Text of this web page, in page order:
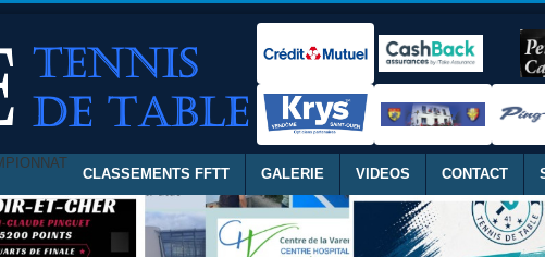
CLASSEMENTS FFTT GALERIE VIDEOS CONTACT